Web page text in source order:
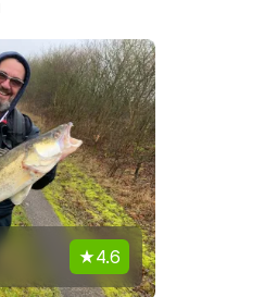
4.6